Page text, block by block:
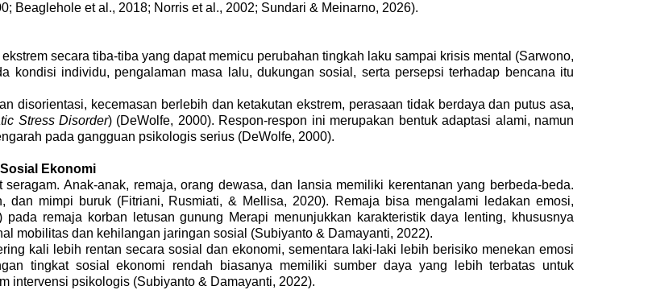
Beaglehole et al., 2018; Norris et al., 2002; Sundari & Meinarno, 2026).
secara tiba-tiba yang dapat memicu perubahan tingkah laku sampai krisis mental (Sarwono,
kondisi individu, pengalaman masa lalu, dukungan sosial, serta persepsi terhadap bencana itu
disorientasi, kecemasan berlebih dan ketakutan ekstrem, perasaan tidak berdaya dan putus asa,
Stress Disorder) (DeWolfe, 2000). Respon-respon ini merupakan bentuk adaptasi alami, namun
pada gangguan psikologis serius (DeWolfe, 2000).
Ekonomi
Anak-anak, remaja, orang dewasa, dan lansia memiliki kerentanan yang berbeda-beda.
dan mimpi buruk (Fitriani, Rusmiati, & Mellisa, 2020). Remaja bisa mengalami ledakan emosi,
pada remaja korban letusan gunung Merapi menunjukkan karakteristik daya lenting, khususnya
mobilitas dan kehilangan jaringan sosial (Subiyanto & Damayanti, 2022).
kali lebih rentan secara sosial dan ekonomi, sementara laki-laki lebih berisiko menekan emosi
tingkat sosial ekonomi rendah biasanya memiliki sumber daya yang lebih terbatas untuk
intervensi psikologis (Subiyanto & Damayanti, 2022).